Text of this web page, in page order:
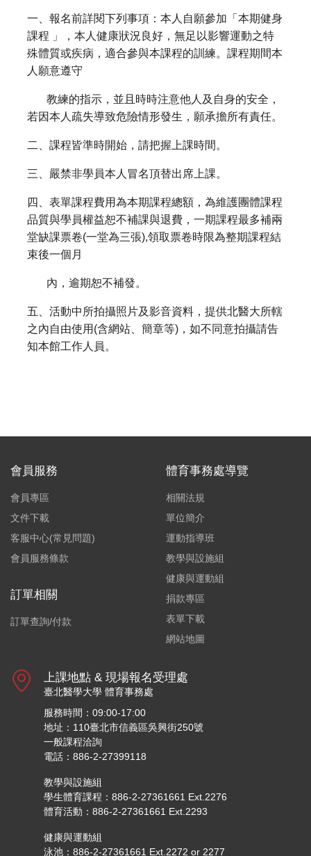
一、報名前詳閱下列事項：本人自願參加「本期健身
課程 」，本人健康狀況良好，無足以影響運動之特
殊體質或疾病，適合參與本課程的訓練。課程期間本
人願意遵守
教練的指示，並且時時注意他人及自身的安全，
若因本人疏失導致危險情形發生，願承擔所有責任。
二、課程皆準時開始，請把握上課時間。
三、嚴禁非學員本人冒名頂替出席上課。
四、表單課程費用為本期課程總額，為維護團體課程
品質與學員權益恕不補課與退費，一期課程最多補兩
堂缺課票卷(一堂為三張),領取票卷時限為整期課程結
束後一個月
內，逾期恕不補發。
五、活動中所拍攝照片及影音資料，提供北醫大所轄
之內自由使用(含網站、簡章等)，如不同意拍攝請告
知本館工作人員。
會員服務
會員專區
文件下載
客服中心(常見問題)
會員服務條款
訂單相關
訂單查詢/付款
體育事務處導覽
相關法規
單位簡介
運動指導班
教學與設施組
健康與運動組
捐款專區
表單下載
網站地圖
上課地點 & 現場報名受理處
臺北醫學大學 體育事務處
服務時間：09:00-17:00
地址：110臺北市信義區吳興街250號
一般課程洽詢
電話：886-2-27399118
教學與設施組
學生體育課程：886-2-27361661 Ext.2276
體育活動：886-2-27361661 Ext.2293
健康與運動組
泳池：886-2-27361661 Ext.2272 or 2277